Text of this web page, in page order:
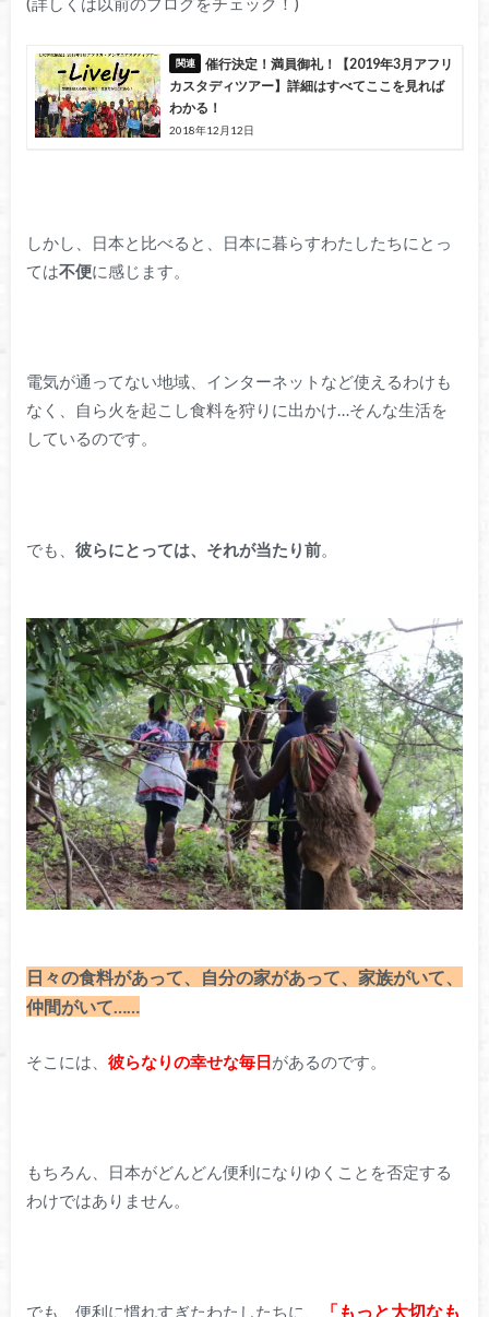
催行決定！満員御礼！【2019年3月アフリ
カスタディツアー】詳細はすべてここを見れば
わかる！
2018年12月12日
しかし、日本と比べると、日本に暮らすわたしたちにとっ
ては不便に感じます。
電気が通ってない地域、インターネットなど使えるわけも
なく、自ら火を起こし食料を狩りに出かけ…そんな生活を
しているのです。
でも、 彼らにとっては、それが当たり前。
日々の食料があって、自分の家があって、家族がいて、
仲間がいて……
そこには、 彼らなりの幸せな毎日があるのです。
もちろん、日本がどんどん便利になりゆくことを否定する
わけではありません。
でも、便利に慣れすぎたわたしたちに、 「もっと大切なも